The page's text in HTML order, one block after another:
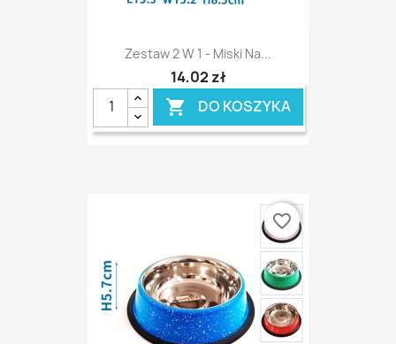
Zestaw 2 W 1 - Miski Na...
14,02 zł
 DO KOSZYKA
favorite_border